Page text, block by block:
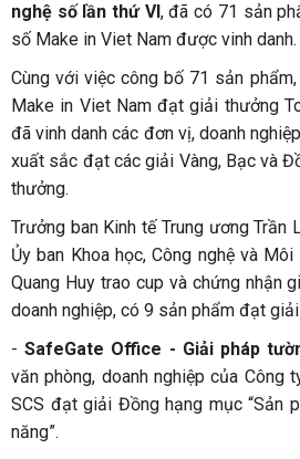
nghệ số lần thứ VI, đã có 71 sản
số Make in Viet Nam được vinh danh.
Cùng với việc công bố 71 sản
Make in Viet Nam đạt giải thưởng
đã vinh danh các đơn vị, doanh
xuất sắc đạt các giải Vàng, Bạc và
thưởng.
Trưởng ban Kinh tế Trung ương Trần
Ủy ban Khoa học, Công nghệ và
Quang Huy trao cup và chứng nhận
doanh nghiệp, có 9 sản phẩm đạt
-SafeGate Office - Giải pháp
văn phòng, doanh nghiệp của Công
SCS đạt giải Đồng hạng mục “Sản
năng”.